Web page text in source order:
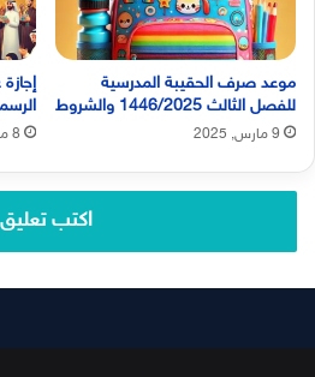
موعد صرف الحقيبة المدرسية
للفصل الثالث 1446/2025 والشروط
9 مارس, 2025 8 مارس, 2025
اكتب تعليق